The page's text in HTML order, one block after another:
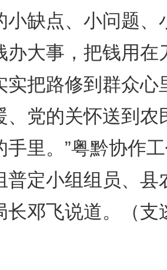
小缺点、小问题、
办大事，把钱用在
实把路修到群众心
、党的关怀送到农
手里。”粤黔协作
普定小组组员、县
长邓飞说道。（支